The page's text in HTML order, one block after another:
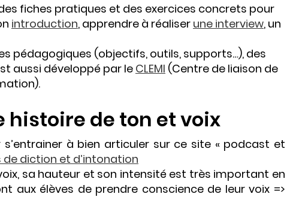
fiches pratiques et des exercices concrets pour
introduction, apprendre à réaliser une interview, un
pédagogiques (objectifs, outils, supports…), des
aussi développé par le CLEMI (Centre de liaison de
histoire de ton et voix
à bien articuler sur ce site « podcast et
de diction et d’intonation
sa hauteur et son intensité est très important en
aux élèves de prendre conscience de leur voix =>